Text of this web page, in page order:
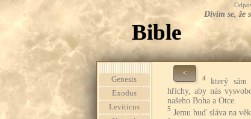
Divím se, že
Bible
Genesis
Exodus
Leviticus
<
4
který sám
hříchy, aby nás
našeho Boha a Otce.
5 Jemu buď sláva na